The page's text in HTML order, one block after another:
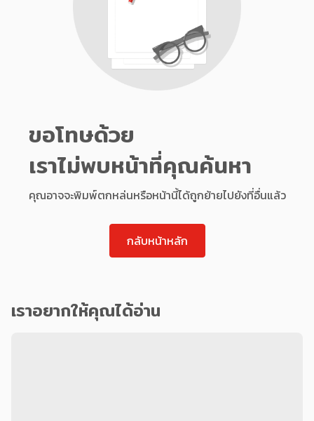
ขอโทษด้วย
เราไม่พบหน้าที่คุณค้นหา
คุณอาจจะพิมพ์ตกหล่นหรือหน้านี้ได้ถูกย้ายไปยังที่อื่นแล้ว
กลับหน้าหลัก
เราอยากให้คุณได้อ่าน